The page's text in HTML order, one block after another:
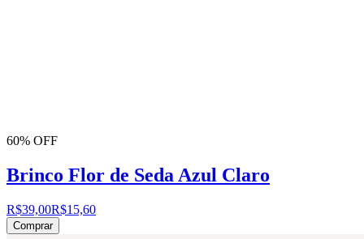
60% OFF
Brinco Flor de Seda Azul Claro
R$39,00R$15,60
Comprar